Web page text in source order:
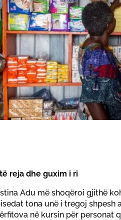
reja dhe guxim i ri
Adu më shoqëroi gjithë
tona unë i tregoj shpesh
në kursin për personat